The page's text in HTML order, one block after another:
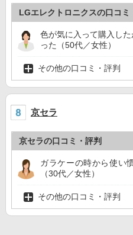
LGエレクトロニクスの口コミ
色が気に入って購入し
った（50代／女性）
その他の口コミ・評判
京セラ
京セラの口コミ・評判
ガラケーの時から使い
（30代／女性）
その他の口コミ・評判